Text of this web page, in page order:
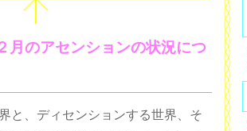
月のアセンションの状況につ
と、ディセンションする世界、そ